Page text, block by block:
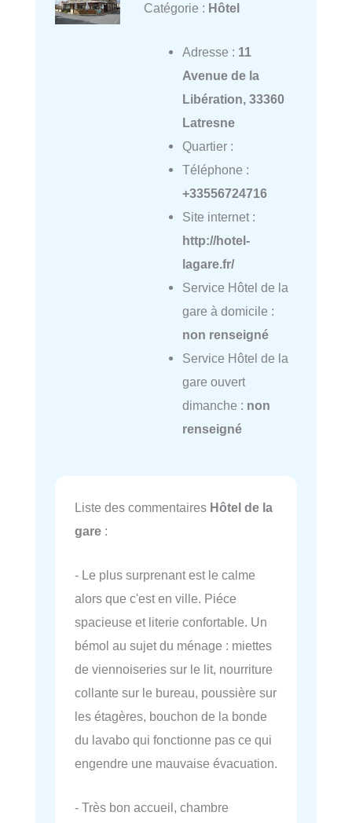
Catégorie : Hôtel
Adresse : 11
Avenue de la
Libération, 33360
Latresne
Quartier :
Téléphone :
+33556724716
Site internet :
http://hotel-
lagare.fr/
Service Hôtel de la
gare à domicile :
non renseigné
Service Hôtel de la
gare ouvert
dimanche : non
renseigné
Liste des commentaires Hôtel de la
gare :
- Le plus surprenant est le calme
alors que c'est en ville. Piéce
spacieuse et literie confortable. Un
bémol au sujet du ménage : miettes
de viennoiseries sur le lit, nourriture
collante sur le bureau, poussière sur
les étagères, bouchon de la bonde
du lavabo qui fonctionne pas ce qui
engendre une mauvaise évacuation.
- Très bon accueil, chambre